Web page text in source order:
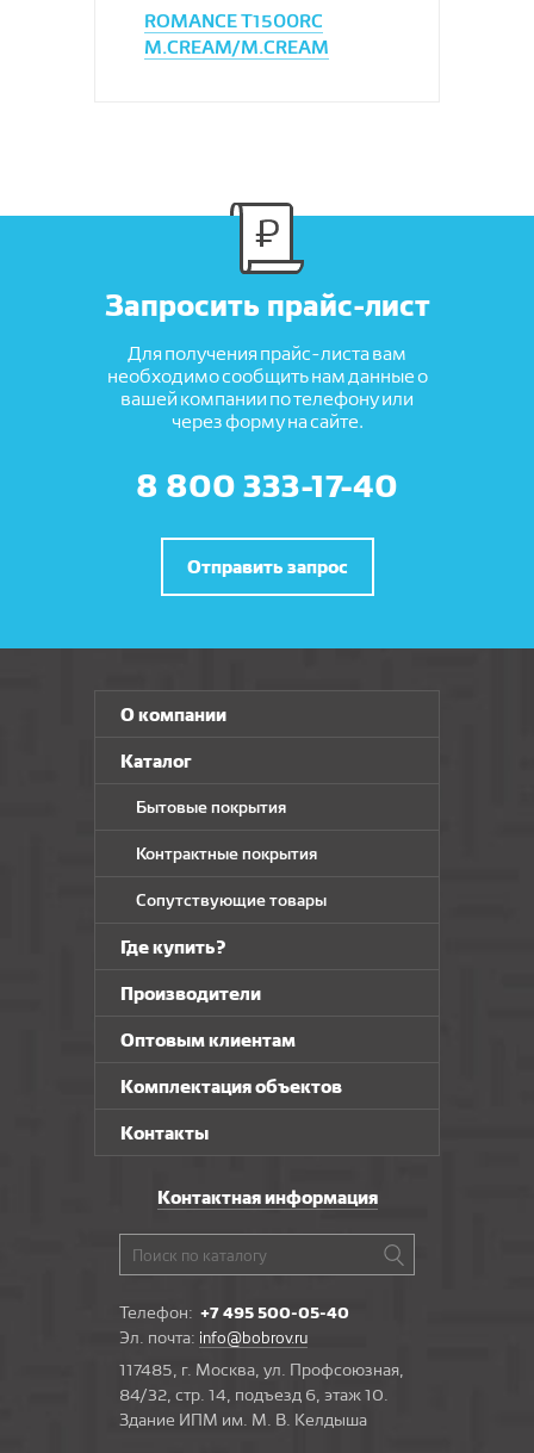
ROMANCE T1500RC
M.CREAM/M.CREAM
Запросить прайс-лист
Для получения прайс-листа вам
необходимо сообщить нам данные о
вашей компании по телефону или
через форму на сайте.
8 800 333-17-40
Отправить запрос
О компании
Каталог
Бытовые покрытия
Контрактные покрытия
Сопутствующие товары
Где купить?
Производители
Оптовым клиентам
Комплектация объектов
Контакты
Контактная информация
Телефон: +7 495 500-05-40
Эл. почта: info@bobrov.ru
117485, г. Москва, ул. Профсоюзная,
84/32, стр. 14, подъезд 6, этаж 10.
Здание ИПМ им. М. В. Келдыша